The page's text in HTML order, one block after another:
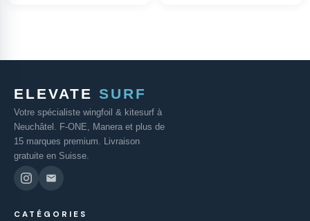
ELEVATE SURF
Votre spécialiste wingfoil & kitesurf à
Neuchâtel. F-ONE, Manera et plus de
15 marques premium. Livraison
gratuite en Suisse.
CATÉGORIES